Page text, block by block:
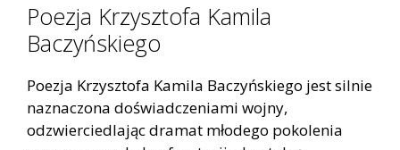
Poezja Krzysztofa Kamila
Baczyńskiego
Poezja Krzysztofa Kamila Baczyńskiego jest silnie
naznaczona doświadczeniami wojny,
odzwierciedlając dramat młodego pokolenia